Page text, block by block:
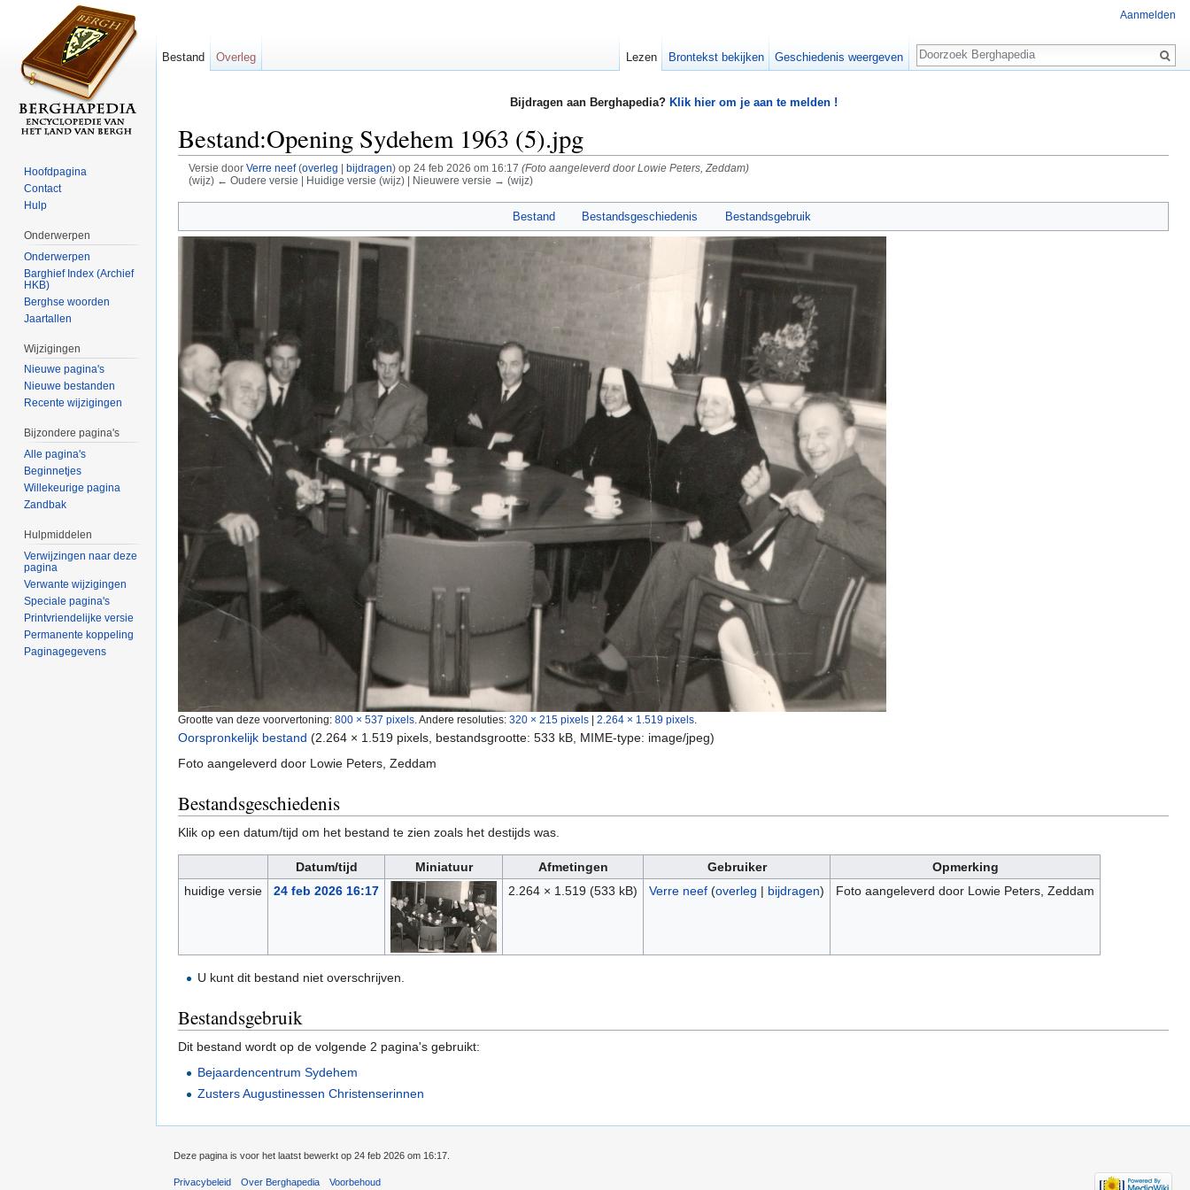
Bijdragen aan Berghapedia? Klik hier om je aan te melden !
Bestand:Opening Sydehem 1963 (5).jpg
Versie door Verre neef (overleg bijdragen)op 24 feb 2026 om 16:17 (Foto aangeleverd door Lowie Peters, Zeddam)
(wijz) ← Oudere versie | Huidige versie (wijz) | Nieuwere versie → (wijz)
Bestand Bestandsgeschiedenis Bestandsgebruik
Grootte van deze voorvertoning: 800 × 537 pixels Andere resoluties: 320 × 215 pixels 2.264 × 1.519 pixels
Oorspronkelijk bestand (2.264 × 1.519 pixels, bestandsgrootte: 533 kB, MIME-type: image/jpeg)
Foto aangeleverd door Lowie Peters, Zeddam
Bestandsgeschiedenis
Klik op een datum/tijd om het bestand te zien zoals het destijds was.
Datum/tijd Miniatuur Afmetingen Gebruiker
Opmerking
huidige versie
24 feb 2026 16:17 2.264 × 1.519 (533 kB) Verre neef (overleg | bijdragen) Foto aangeleverd door Lowie Peters, Zeddam
U kunt dit bestand niet overschrijven.
Bestandsgebruik
Dit bestand wordt op de volgende 2 pagina's gebruikt:
Bejaardencentrum Sydehem
Zusters Augustinessen Christenserinnen
Aanmelden
Bestand Overleg Lezen Brontekst bekijken Geschiedenis weergeven
Zoeken
Hoofdpagina
Contact
Hulp
Onderwerpen
Onderwerpen
Barghief Index (Archief
HKB)
Berghse woorden
Jaartallen
Wijzigingen
Nieuwe pagina's
Nieuwe bestanden
Recente wijzigingen
Bijzondere pagina's
Alle pagina's
Beginnetjes
Willekeurige pagina
Zandbak
Hulpmiddelen
Verwijzingen naar deze
pagina
Verwante wijzigingen
Speciale pagina's
Printvriendelijke versie
Permanente koppeling
Paginagegevens
Deze pagina is voor het laatst bewerkt op 24 feb 2026 om 16:17.
Privacybeleid Over Berghapedia Voorbehoud